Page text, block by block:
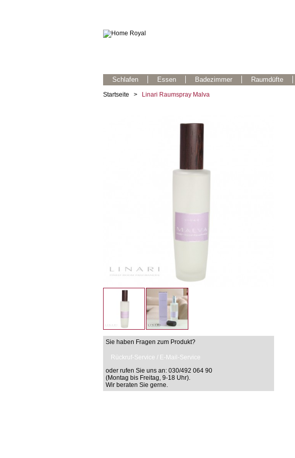
Schlafen Essen Badezimmer Raumdüfte
Startseite > Linari Raumspray Malva
Sie haben Fragen zum Produkt?
Rückruf-Service / E-Mail-Service
oder rufen Sie uns an: 030/492 064 90
(Montag bis Freitag, 9-18 Uhr).
Wir beraten Sie gerne.